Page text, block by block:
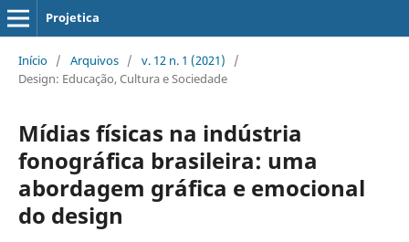
Projetica
Início / Arquivos / v. 12 n. 1 (2021)
/
Design: Educação, Cultura e Sociedade
Mídias físicas na indústria
fonográfica brasileira: uma
abordagem gráfica e emocional
do design